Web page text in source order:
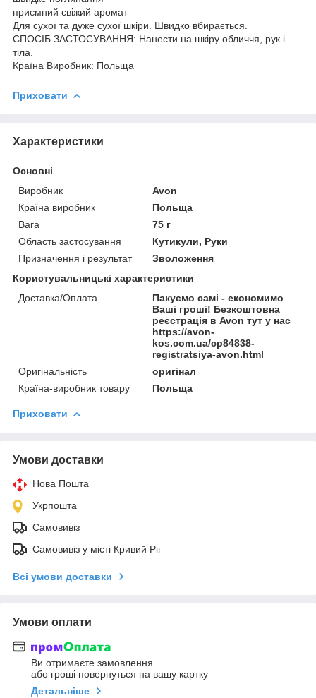
приємний свіжий аромат
Для сухої та дуже сухої шкіри. Швидко вбирається.
СПОСІБ ЗАСТОСУВАННЯ: Нанести на шкіру обличчя, рук і
тіла.
Країна Виробник: Польща
Приховати
Характеристики
Основні
Виробник
Avon
Країна виробник
Польща
Вага
75 г
Область застосування
Кутикули, Руки
Призначення і результат
Зволоження
Користувальницькі характеристики
Доставка/Оплата
Пакуємо самі - економимо
Ваші гроші! Безкоштовна
реєстрація в Avon тут у нас
https://avon-
kos.com.ua/cp84838-
registratsiya-avon.html
Оригінальність
оригінал
Країна-виробник товару
Польща
Приховати
Умови доставки
Нова Пошта
Укрпошта
Самовивіз
Самовивіз у місті Кривий Ріг
Всі умови доставки
Умови оплати
Ви отримаєте замовлення
або гроші повернуться на вашу картку
Детальніше